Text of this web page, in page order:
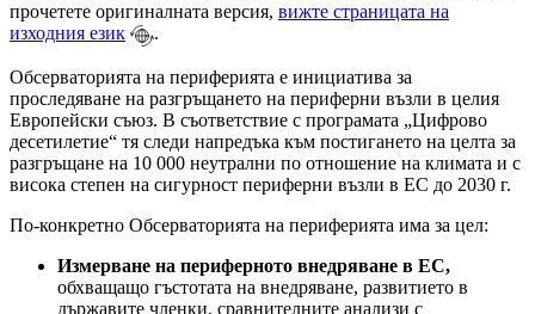
прочетете оригиналната версия, вижте страницата на
изходния език
.
Обсерваторията на периферията е инициатива за
проследяване на разгръщането на периферни възли в целия
Европейски съюз. В съответствие с програмата „Цифрово
десетилетие“ тя следи напредъка към постигането на целта за
разгръщане на 10 000 неутрални по отношение на климата и с
висока степен на сигурност периферни възли в ЕС до 2030 г.
По-конкретно Обсерваторията на периферията има за цел:
Измерване на периферното внедряване в ЕС,
обхващащо гъстотата на внедряване, развитието в
държавите членки, сравнителните анализи с